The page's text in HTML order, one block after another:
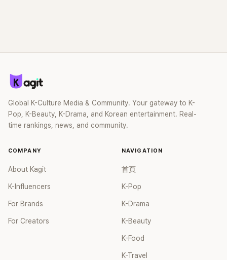
Global K-Culture Media & Community. Your gateway to K-
Pop, K-Beauty, K-Drama, and Korean entertainment. Real-
time rankings, news, and community.
COMPANY
About Kagit
K-Influencers
For Brands
For Creators
NAVIGATION
首頁
K-Pop
K-Drama
K-Beauty
K-Food
K-Travel